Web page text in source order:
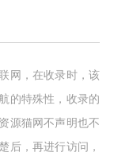
网，在收录时，该
的特殊性，收录的
源猫网不声明也不
后，再进行访问，